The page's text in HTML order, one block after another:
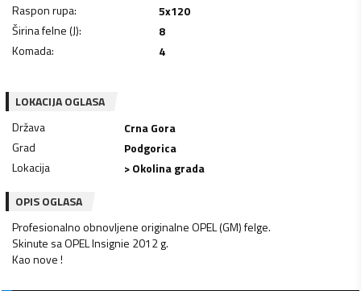
Raspon rupa:
5x120
Širina felne (J):
8
Komada: 4
LOKACIJA OGLASA
Država
Crna Gora
Grad
Podgorica
Lokacija
> Okolina grada
OPIS OGLASA
Profesionalno obnovljene originalne OPEL (GM) felge.
Skinute sa OPEL Insignie 2012 g.